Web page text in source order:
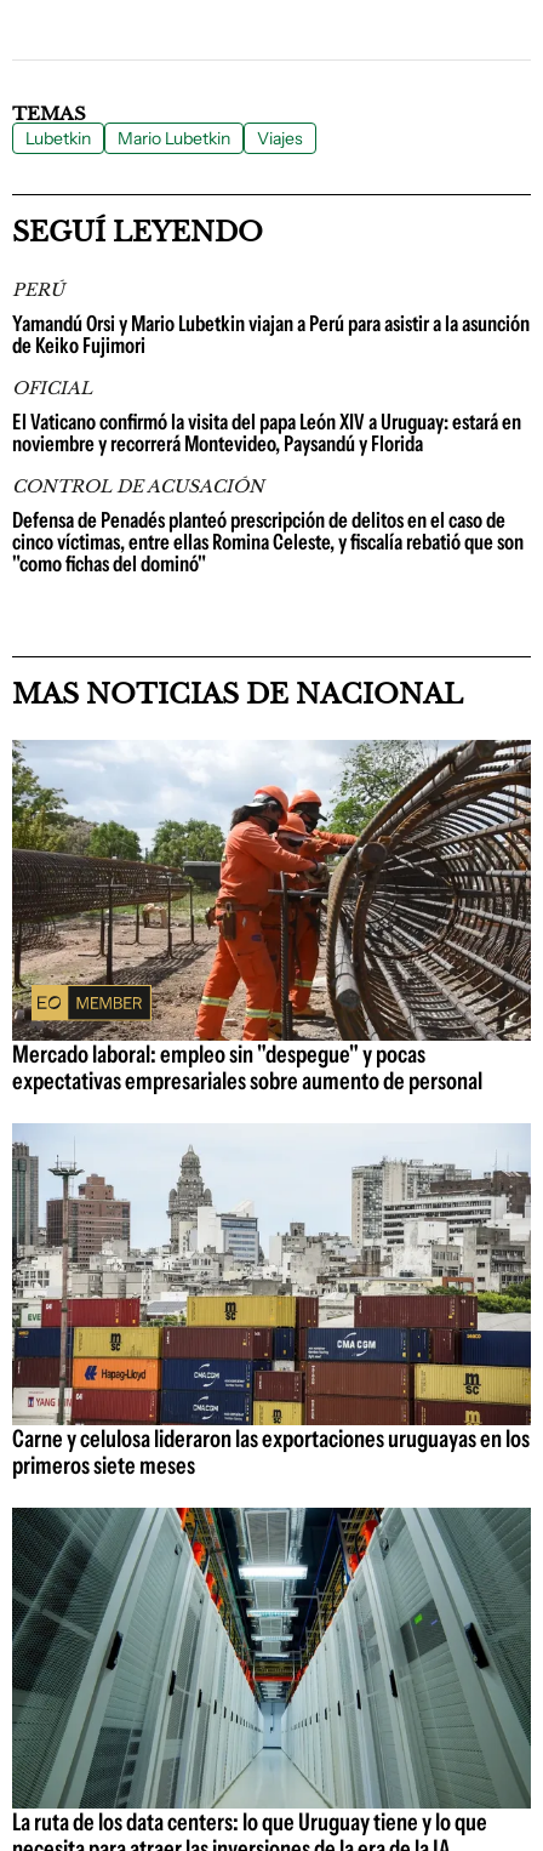
TEMAS
Lubetkin Mario Lubetkin Viajes
SEGUÍ LEYENDO
PERÚ
Yamandú Orsi y Mario Lubetkin viajan a Perú para asistir a la asunción
de Keiko Fujimori
OFICIAL
El Vaticano confirmó la visita del papa León XIV a Uruguay: estará en
noviembre y recorrerá Montevideo, Paysandú y Florida
CONTROL DE ACUSACIÓN
Defensa de Penadés planteó prescripción de delitos en el caso de
cinco víctimas, entre ellas Romina Celeste, y fiscalía rebatió que son
"como fichas del dominó"
MAS NOTICIAS DE NACIONAL
Mercado laboral: empleo sin "despegue" y pocas
expectativas empresariales sobre aumento de personal
Carne y celulosa lideraron las exportaciones uruguayas en los
primeros siete meses
La ruta de los data centers: lo que Uruguay tiene y lo que